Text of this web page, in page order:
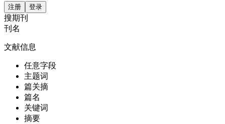
注册 登录
搜期刊
刊名
文献信息
任意字段
主题词
篇关摘
篇名
关键词
摘要